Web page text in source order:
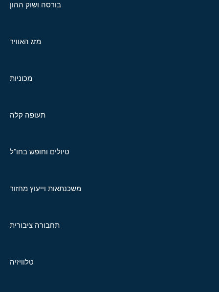
בורסה ושוק ההון
מזג האוויר
מכוניות
תעופה קלה
טיולים וחופש בחו"ל
משכנתאות וייעוץ מחזור
תחבורה ציבורית
טלוויזיה